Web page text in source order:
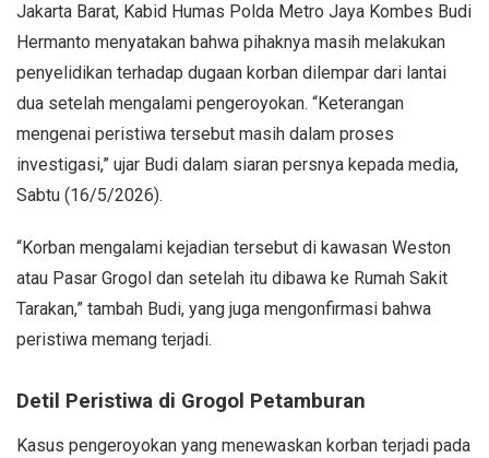
Jakarta Barat, Kabid Humas Polda Metro Jaya Kombes Budi
Hermanto menyatakan bahwa pihaknya masih melakukan
penyelidikan terhadap dugaan korban dilempar dari lantai
dua setelah mengalami pengeroyokan. “Keterangan
mengenai peristiwa tersebut masih dalam proses
investigasi,” ujar Budi dalam siaran persnya kepada media,
Sabtu (16/5/2026).
“Korban mengalami kejadian tersebut di kawasan Weston
atau Pasar Grogol dan setelah itu dibawa ke Rumah Sakit
Tarakan,” tambah Budi, yang juga mengonfirmasi bahwa
peristiwa memang terjadi.
Detil Peristiwa di Grogol Petamburan
Kasus pengeroyokan yang menewaskan korban terjadi pada